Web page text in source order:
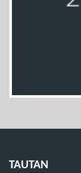
TAUTAN